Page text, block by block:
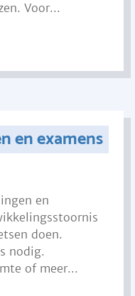
Voor...
en examens
en
doen.
nodig.
of meer...